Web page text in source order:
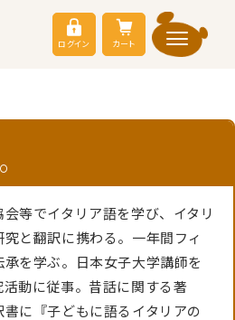
ログイン カート
等でイタリア語を学び、イタリ
と翻訳に携わる。一年間フィ
を学ぶ。日本女子大学講師を
動に従事。昔話に関する著
に『子どもに語るイタリアの